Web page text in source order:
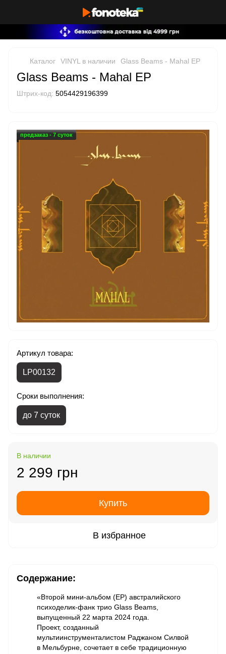
Каталог VINYL в наличии Glass Beams - Mahal EP
Glass Beams - Mahal EP
Штрих-код: 5054429196399
предзаказ - 7 суток
Артикул товара:
LP00132
Сроки выполнения:
до 7 суток
В наличии
2 299 грн
Купить
В избранное
Содержание:
«Второй мини-альбом (EP) австралийского
психоделик-фанк трио Glass Beams,
выпущенный 22 марта 2024 года.
Проект, созданный
мультиинструменталистом Раджаном Силвой
в Мельбурне, сочетает в себе традиционную